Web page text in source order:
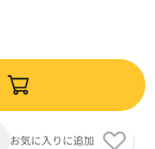
お気に入りに追加